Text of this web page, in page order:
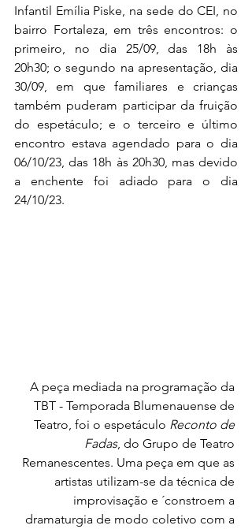
Infantil Emília Piske, na sede do CEI, no
bairro Fortaleza, em três encontros: o
primeiro, no dia 25/09, das 18h às
20h30; o segundo na apresentação, dia
30/09, em que familiares e crianças
também puderam participar da fruição
do espetáculo; e o terceiro e último
encontro estava agendado para o dia
06/10/23, das 18h às 20h30, mas devido
a enchente foi adiado para o dia
24/10/23.
A peça mediada na programação da
TBT - Temporada Blumenauense de
Teatro, foi o espetáculo Reconto de
Fadas, do Grupo de Teatro
Remanescentes. Uma peça em que as
artistas utilizam-se da técnica de
improvisação e ´constroem a
dramaturgia de modo coletivo com a